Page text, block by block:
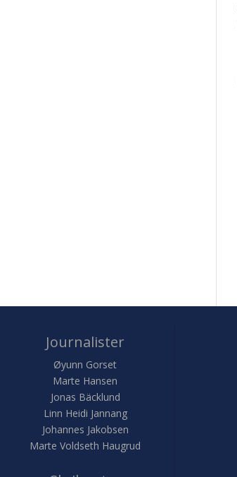
Journalister
Øyunn Gorset
Marte Hansen
Jonas Bäcklund
Linn Heidi Jannang
Johannes Jakobsen
Marte Voldseth Haugrud